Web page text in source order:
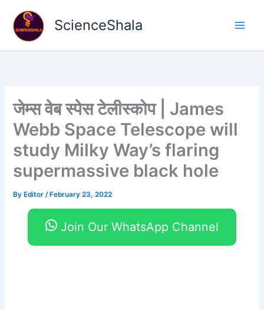
content
ScienceShala
जेम्स वेब स्पेस टेलीस्कोप | James
Webb Space Telescope will
study Milky Way’s flaring
supermassive black hole
By Editor/ February 23, 2022
Join Our WhatsApp Channel